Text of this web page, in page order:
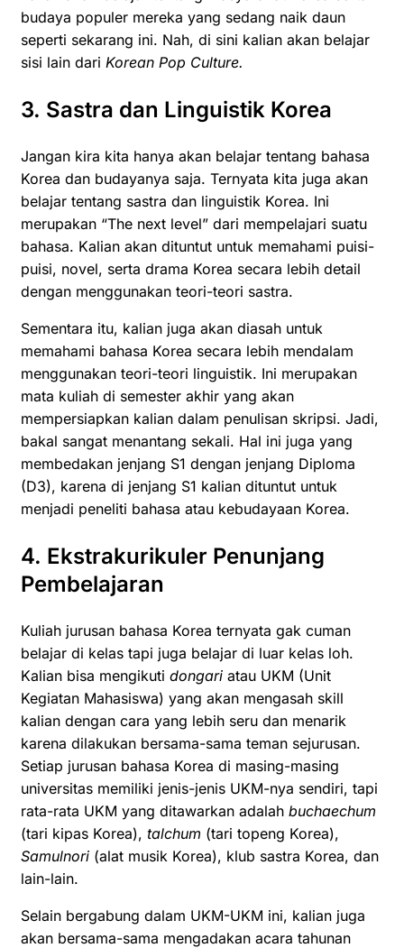
budaya populer mereka yang sedang naik daun
seperti sekarang ini. Nah, di sini kalian akan belajar
sisi lain dari Korean Pop Culture.
3. Sastra dan Linguistik Korea
Jangan kira kita hanya akan belajar tentang bahasa
Korea dan budayanya saja. Ternyata kita juga akan
belajar tentang sastra dan linguistik Korea. Ini
merupakan “The next level” dari mempelajari suatu
bahasa. Kalian akan dituntut untuk memahami puisi-
puisi, novel, serta drama Korea secara lebih detail
dengan menggunakan teori-teori sastra.
Sementara itu, kalian juga akan diasah untuk
memahami bahasa Korea secara lebih mendalam
menggunakan teori-teori linguistik. Ini merupakan
mata kuliah di semester akhir yang akan
mempersiapkan kalian dalam penulisan skripsi. Jadi,
bakal sangat menantang sekali. Hal ini juga yang
membedakan jenjang S1 dengan jenjang Diploma
(D3), karena di jenjang S1 kalian dituntut untuk
menjadi peneliti bahasa atau kebudayaan Korea.
4. Ekstrakurikuler Penunjang
Pembelajaran
Kuliah jurusan bahasa Korea ternyata gak cuman
belajar di kelas tapi juga belajar di luar kelas loh.
Kalian bisa mengikuti dongari atau UKM (Unit
Kegiatan Mahasiswa) yang akan mengasah skill
kalian dengan cara yang lebih seru dan menarik
karena dilakukan bersama-sama teman sejurusan.
Setiap jurusan bahasa Korea di masing-masing
universitas memiliki jenis-jenis UKM-nya sendiri, tapi
rata-rata UKM yang ditawarkan adalah buchaechum
(tari kipas Korea), talchum (tari topeng Korea),
Samulnori (alat musik Korea), klub sastra Korea, dan
lain-lain.
Selain bergabung dalam UKM-UKM ini, kalian juga
akan bersama-sama mengadakan acara tahunan